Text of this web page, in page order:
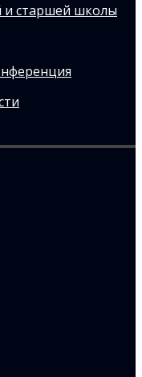
и старшей школы